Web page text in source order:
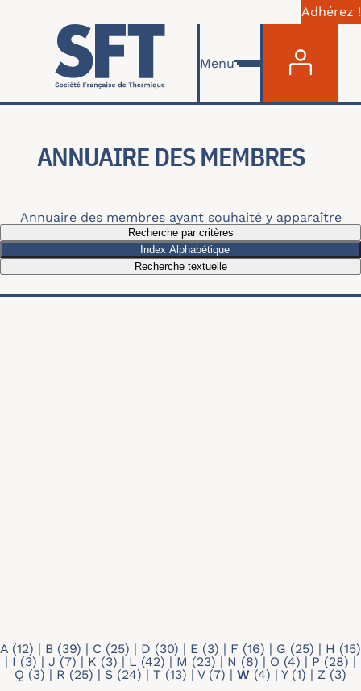
Aller au contenu principal
Adhérez !
Menu
ANNUAIRE DES MEMBRES
Annuaire des membres ayant souhaité y apparaître
Recherche par critères
Index Alphabétique
Recherche textuelle
A (12) | B (39) | C (25) | D (30) | E (3) | F (16) | G (25) | H (15)
| I (3) | J (7) | K (3) | L (42) | M (23) | N (8) | O (4) | P (28) |
Q (3) | R (25) | S (24) | T (13) | V(7) | W (4) | Y(1) | Z (3)